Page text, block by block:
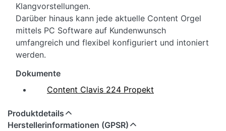
Klangvorstellungen.
Darüber hinaus kann jede aktuelle Content Orgel
mittels PC Software auf Kundenwunsch
umfangreich und flexibel konfiguriert und intoniert
werden.
Dokumente
Content Clavis 224 Propekt
Produktdetails
Herstellerinformationen (GPSR)